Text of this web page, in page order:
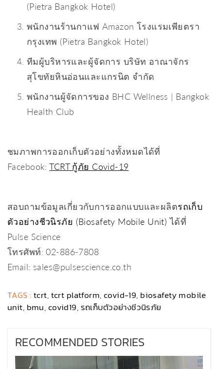
(Pietra Bangkok Hotel)
พนักงานร้านกาแฟ Amazon โรงแรมเพียตรา
กรุงเทพ (Pietra Bangkok Hotel)
ทีมผู้บริหารและผู้จัดการ บริษัท อาณาจักร
สุโขทัยหินอ่อนและแกรนิต จำกัด
พนักงานผู้จัดการของ BHC Wellness | Bangkok
Health Club
ชมภาพการออกเก็บตัวอย่างทั้งหมดได้ที่
Facebook:TCRT กู้ภัย Covid-19
สอบถามข้อมูลเกี่ยวกับการออกแบบและผลิตรถเก็บ
ตัวอย่างชีวนิรภัย (Biosafety Mobile Unit) ได้ที่
Pulse Science
โทรศัพท์: 02-886-7808
Email: sales@pulsescience.co.th
TAGS : tcrt,tcrt platform,covid-19, biosafety mobile
unit, bmu,covid19,รถเก็บตัวอย่างชีวนิรภัย
RECOMMENDED STORIES